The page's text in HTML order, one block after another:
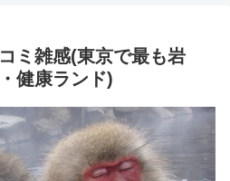
ミ雑感(東京で最も岩
健康ランド)